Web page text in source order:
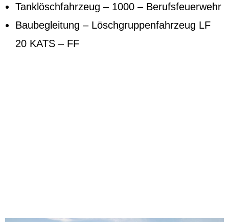
Tanklöschfahrzeug – 1000 – Berufsfeuerwehr
Baubegleitung – Löschgruppenfahrzeug LF
20 KATS – FF